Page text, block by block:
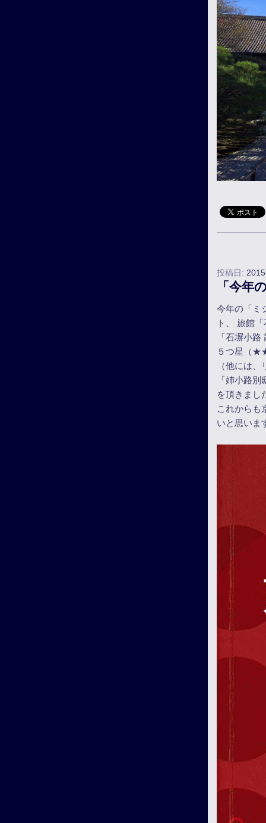
投稿日:
「今年
今年の「ミ
ト、 旅館
「石塀小
５つ星（
（他には
「姉小路
を頂きまし
これからも
いと思いま